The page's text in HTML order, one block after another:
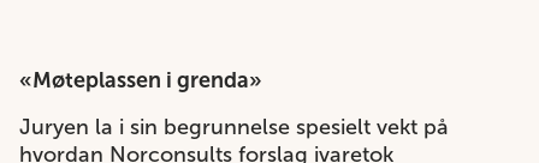
«Møteplassen i grenda»
Juryen la i sin begrunnelse spesielt vekt på
hvordan Norconsults forslag ivaretok